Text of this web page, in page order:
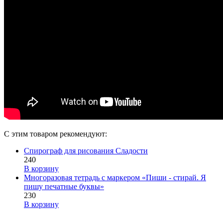
С этим товаром рекомендуют:
Спирограф для рисования Сладости
240
В корзину
Многоразовая тетрадь с маркером «Пиши - стирай. Я
пишу печатные буквы»
230
В корзину